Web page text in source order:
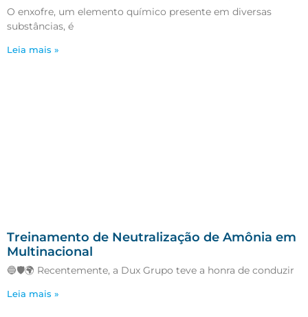
O enxofre, um elemento químico presente em diversas
substâncias, é
Leia mais »
Treinamento de Neutralização de Amônia em
Multinacional
🔵🛡️🌍 Recentemente, a Dux Grupo teve a honra de conduzir
Leia mais »